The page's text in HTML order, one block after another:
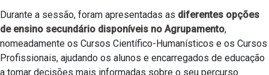
Durante a sessão, foram apresentadas as diferentes opções
de ensino secundário disponíveis no Agrupamento,
nomeadamente os Cursos Científico-Humanísticos e os Cursos
Profissionais, ajudando os alunos e encarregados de educação
a tomar decisões mais informadas sobre o seu percurso